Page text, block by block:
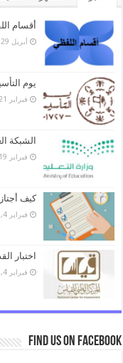
أقسام
أبريل 29, 2024
يوم
فبراير 21, 2024
الشبكة
فبراير 19, 2024
كيف
فبراير 4, 2024
اختبار
فبراير 4, 2024
Find us on Facebook